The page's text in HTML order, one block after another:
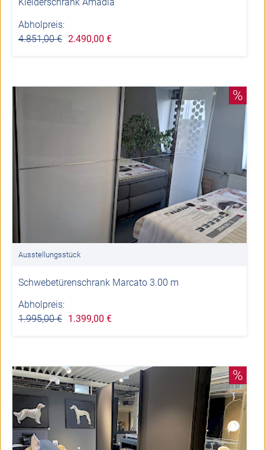
Kleiderschrank Amadia
Abholpreis:
4.851,00 € 2.490,00 €
%
Ausstellungsstück
Schwebetürenschrank Marcato 3.00 m
Abholpreis:
1.995,00 € 1.399,00 €
%